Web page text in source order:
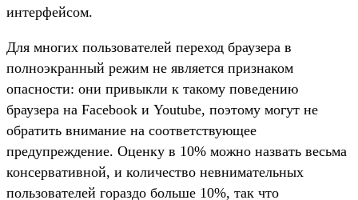
интерфейсом.
Для многих пользователей переход браузера в
полноэкранный режим не является признаком
опасности: они привыкли к такому поведению
браузера на Facebook и Youtube, поэтому могут не
обратить внимание на соответствующее
предупреждение. Оценку в 10% можно назвать весьма
консервативной, и количество невнимательных
пользователей гораздо больше 10%, так что